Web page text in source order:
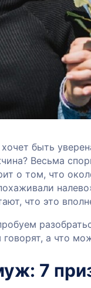
быть
Весьма
о том, что
что это
говорят, а что
7